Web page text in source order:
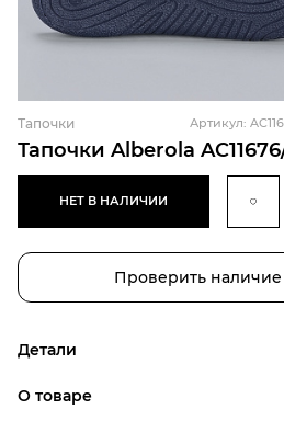
Тапочки Alberola
Тапочки Артикул:
НЕТ В НАЛИЧИИ
Проверить наличие
Детали
О товаре